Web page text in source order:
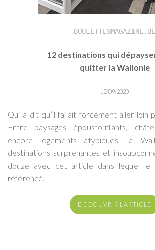
BOULETTESMAGAZINE.BE
12 destinations qui
quitter la Wallonie
12/09/2020
Qui a dit qu’il fallait forcément aller loin
Entre paysages époustouflants,
encore logements atypiques, la
destinations surprenantes et
douze avec cet article dans lequel le
référencé.
DECOUVRIR L'ARTICLE